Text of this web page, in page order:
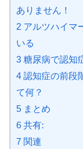
ありません！
2 アルツハイマ
いる
3 糖尿病で認知
4 認知症の前段
て何？
5 まとめ
6 共有:
7 関連